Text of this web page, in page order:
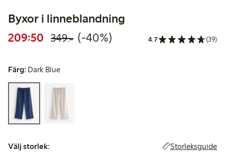
Byxor i linneblandning
209:50 Rabatterat pris: 209,50 kr
349:-Ordinarie pris: 349,00 kr
40% rabatt
(-40%) 4.7 (39)
Färg: Dark Blue
Välj storlek:
Välj storlek: Storleksguide